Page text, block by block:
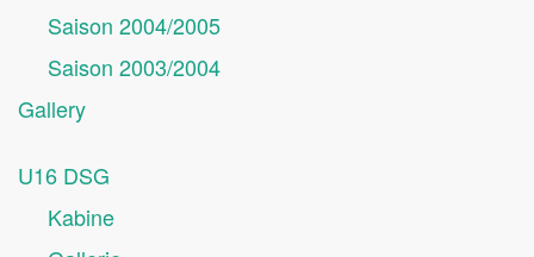
Saison 2004/2005
Saison 2003/2004
Gallery
U16 DSG
Kabine